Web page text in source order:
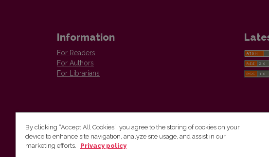
Information
For Readers
For Authors
For Librarians
Vilnius University Press
By clicking “Accept All Cookies”, you agree to the storing of cookies on your
device to enhance site navigation, analyze site usage, and assist in our
marketing efforts.
Privacy policy